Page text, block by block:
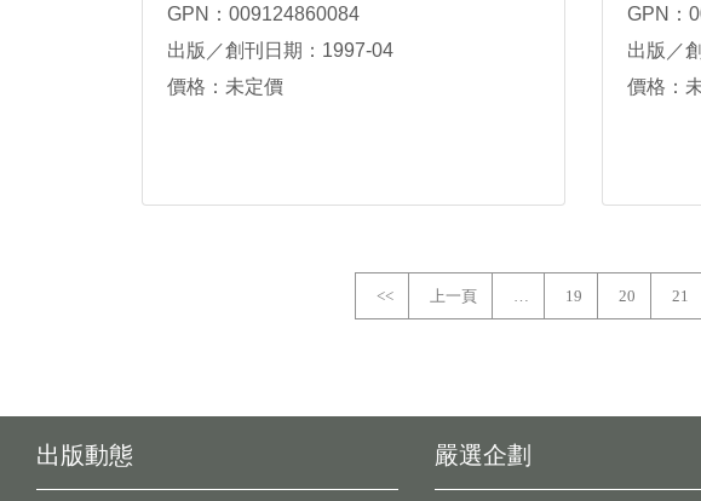
GPN：009124860084
出版／創刊日期：1997-04
價格：未定價
GPN：
出版／
價格：
<< 上一頁 … 19 20 21
出版動態 嚴選企劃